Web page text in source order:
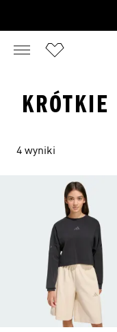
4 wyniki